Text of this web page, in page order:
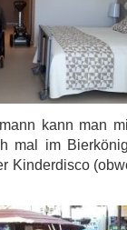
kann man
mal im
Kinderdisco